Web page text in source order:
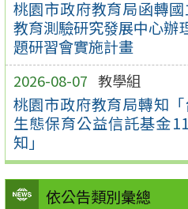
桃園市政府教育局函轉
教育測驗研究發展中心辦
題研習會實施計畫
2026-08-07 教學組
桃園市政府教育局轉知
生態保育公益信託基金
知」
依公告類別彙總